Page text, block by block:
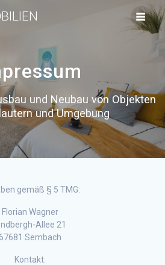
to
und Neubau von Objekten
und Umgebung
gemäß § 5 TMG:
Florian Wagner
Allee 21
67681 Sembach
Kontakt: